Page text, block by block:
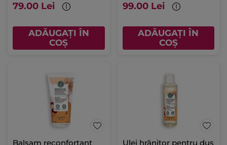
79.00 Lei
ADĂUGAȚI ÎN
COȘ
99.00 Lei
ADĂUGAȚI ÎN
COȘ
Balsam reconfortant Ulei hrănitor pentru duș